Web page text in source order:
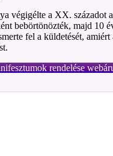
végigélte a XX.
bebörtönözték, majd 10
fel a küldetését,
rendelése